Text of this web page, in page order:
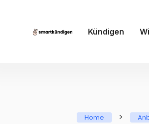
Kündigen
Home >